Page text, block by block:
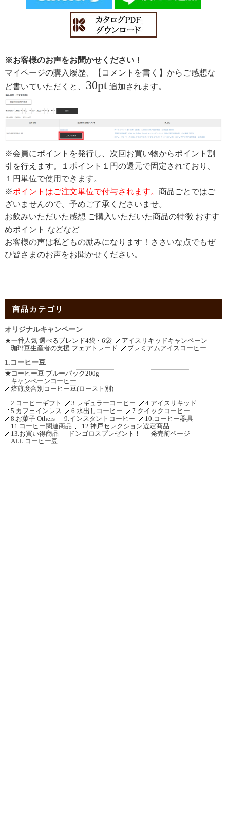
※お客様のお声をお聞かせください！
マイページの購入履歴、【コメントを書く】からご感想な
ど書いていただくと、 30pt追加されます。
※会員にポイントを発行し、次回お買い物からポイント割
引を行えます。１ポイント１円の還元で固定されており、
１円単位で使用できます。
※ポイントはご注文単位で付与されます。 商品ごとではご
ざいませんので、予めご了承くださいませ。
お飲みいただいた感想 ご購入いただいた商品の特徴 おすす
めポイント などなど
お客様の声は私どもの励みになります！ささいな点でもぜ
ひ皆さまのお声をお聞かせください。
商品カテゴリ
オリジナルキャンペーン
★一番人気 選べるブレンド4袋・6袋
アイスリキッドキャンペーン
珈琲豆生産者の支援 フェアトレード
プレミアムアイスコーヒー
1.コーヒー豆
★コーヒー豆 ブルーパック200g
キャンペーンコーヒー
焙煎度合別コーヒー豆(ロースト別)
2.コーヒーギフト
3.レギュラーコーヒー
4.アイスリキッド
5.カフェインレス
6.水出しコーヒー
7.クイックコーヒー
8.お菓子 Others
9.インスタントコーヒー
10.コーヒー器具
11.コーヒー関連商品
12.神戸セレクション選定商品
13.お買い得商品
ドンゴロスプレゼント！
発売前ページ
ALL.コーヒー豆